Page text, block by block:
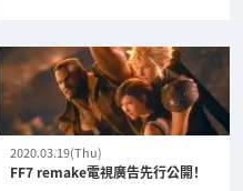
2020.03.19(Thu)
FF7 remake電視廣告先行公開！